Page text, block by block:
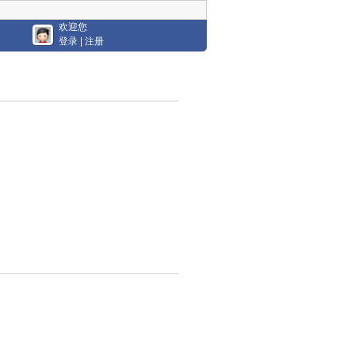
欢迎您
登录
注册